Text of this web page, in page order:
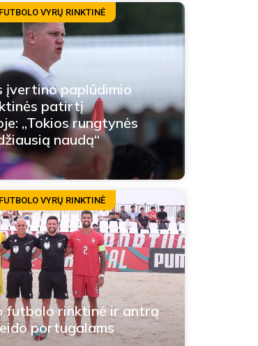
VYRŲ RINKTINĖ
įvertino paplūdimio
patirtį
„Tokios rungtynės
naudą“
VYRŲ RINKTINĖ
futbolo rinktinė ir antrą
portugalams